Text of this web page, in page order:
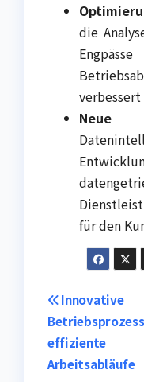
die
Neue
für den
Post
Innovative
effiziente
Arbeitsabläufe